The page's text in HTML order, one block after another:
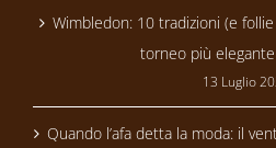
Wimbledon: 10 tradizioni (e
torneo più
13 Luglio
Quando l’afa detta la moda: il